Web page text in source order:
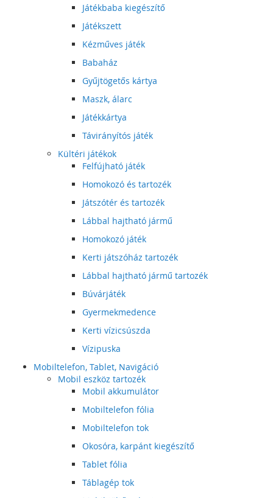
Játékbaba kiegészítő
Játékszett
Kézműves játék
Babaház
Gyűjtögetős kártya
Maszk, álarc
Játékkártya
Távirányítós játék
Kültéri játékok
Felfújható játék
Homokozó és tartozék
Játszótér és tartozék
Lábbal hajtható jármű
Homokozó játék
Kerti játszóház tartozék
Lábbal hajtható jármű tartozék
Búvárjáték
Gyermekmedence
Kerti vízicsúszda
Vízipuska
Mobiltelefon, Tablet, Navigáció
Mobil eszköz tartozék
Mobil akkumulátor
Mobiltelefon fólia
Mobiltelefon tok
Okosóra, karpánt kiegészítő
Tablet fólia
Táblagép tok